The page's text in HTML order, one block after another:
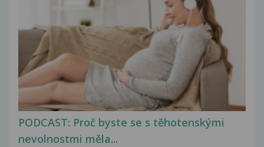
PODCAST: Proč byste se s těhotenskými
nevolnostmi měla...